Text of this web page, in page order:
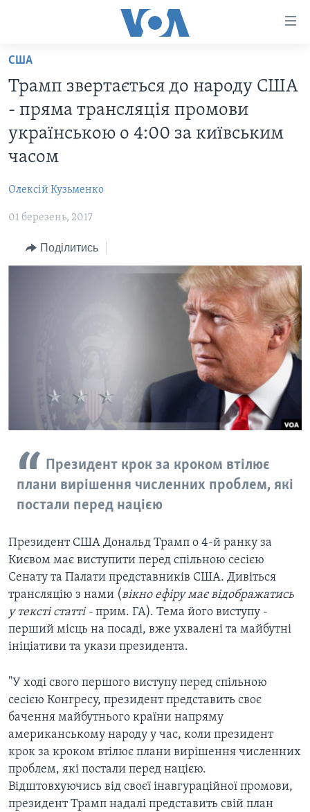
Перейти
матеріалу
Перейти
меню
сторінки
до
Пошуку
АКТУАЛЬНО
ВІЙНА - ЦЕ ОСОБИСТЕ
УКРАЇНЦІ У СВІТІ
НАУКА
АНАЛІТИКА
ДНІВ
УКРАЇНЦІ В АМЕРИЦІ
ІНТЕРВ'Ю
БОРОТЬБА З ДЕЗІНФОРМАЦІЄЮ
БРИФІНГ ГОЛОСУ АМЕРИКИ
СТУДІЯ ВАШИНГТОН
ПРАЙМ-ТАЙМ
ПОГЛЯД З ВАШИНГТОНА
Learning English
Мови
США
Трамп звертається до народу США
- пряма трансляція промови
українською о 4:00 за київським
часом
Олексій Кузьменко
01 березень, 2017
Поділитись
Президент крок за кроком втілює
плани вирішення численних проблем, які
постали перед нацією
Президент США Дональд Трамп о 4-й ранку за
Києвом має виступити перед спільною сесією
Сенату та Палати представників США. Дивіться
трансляцію з нами (вікно ефіру має відображатись
у тексті статті - прим. ГА). Тема його виступу -
перший місць на посаді, вже ухвалені та майбутні
ініціативи та укази президента.
"У ході свого першого виступу перед спільною
сесією Конгресу, президент представить своє
бачення майбутнього країни напряму
американському народу у час, коли президент
крок за кроком втілює плани вирішення численних
проблем, які постали перед нацією.
Відштовхуючись від своєї інавгураційної промови,
президент Трамп надалі представить свій план